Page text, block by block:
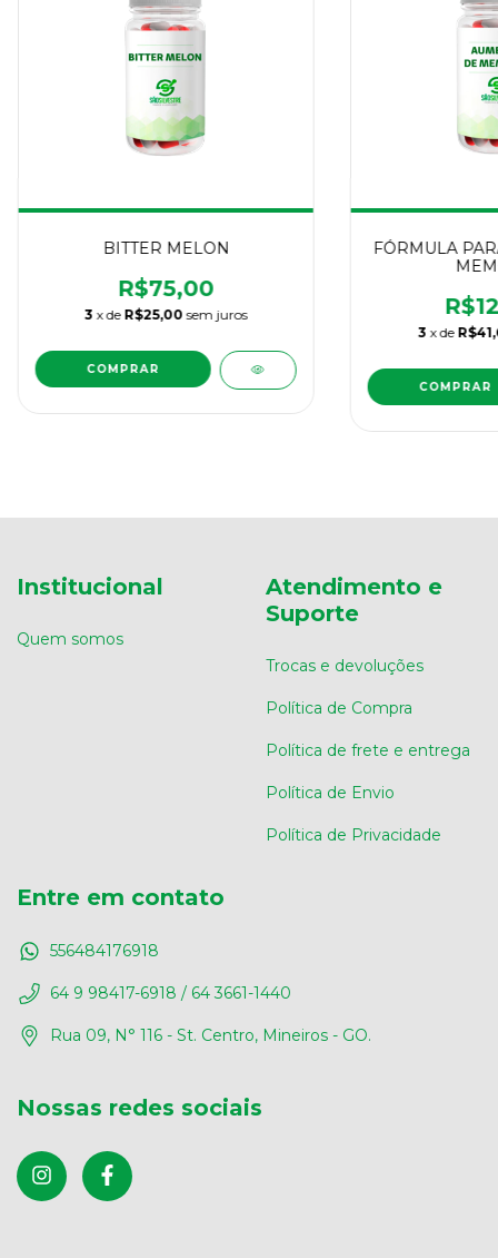
BITTER MELON
R$75,00
3 x de R$25,00 sem juros
FÓRMULA
3 x de
COMPRAR
Institucional
Quem somos
Atendimento e
Suporte
Trocas e devoluções
Política de Compra
Política de frete e entrega
Política de Envio
Política de Privacidade
Entre em contato
556484176918
64 9 98417-6918 / 64 3661-1440
Rua 09, N° 116 - St. Centro, Mineiros - GO.
Nossas redes sociais